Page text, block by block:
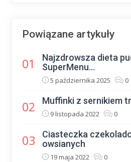
Powiązane artykuły
01
Najzdrowsza dieta
SuperMenu...
5 października 2025 0
02 Muffinki z sernikiem
9 listopada 2022 0
03
Ciasteczka
owsianych
19 maja 2022 0